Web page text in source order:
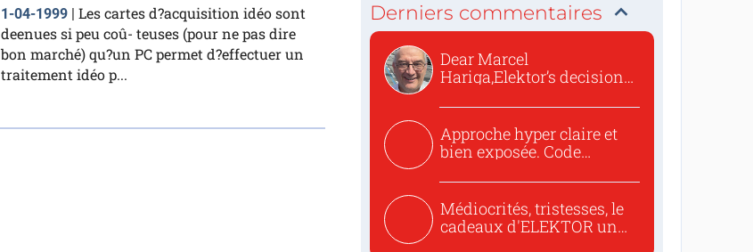
1-04-1999 | Les cartes d?acquisition idéo sont
deenues si peu coû- teuses (pour ne pas dire
bon marché) qu?un PC permet d?effectuer un
traitement idéo p...
Derniers commentaires
Dear Marcel
Hariga,Elektor’s decision
Approche hyper claire et
bien exposée. Code
Médiocrités, tristesses, le
cadeaux d'ELEKTOR un